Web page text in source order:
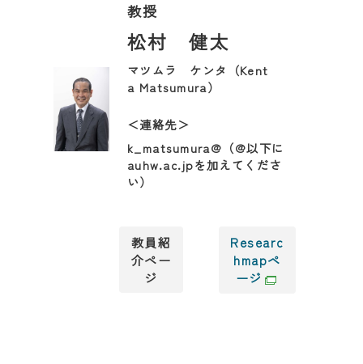
教授
松村 健太
マツムラ ケンタ（Kent
a Matsumura）
＜連絡先＞
k_matsumura@（@以下に
auhw.ac.jpを加えてくださ
い）
教員紹
介ペー
ジ
Researc
hmapペ
ージ